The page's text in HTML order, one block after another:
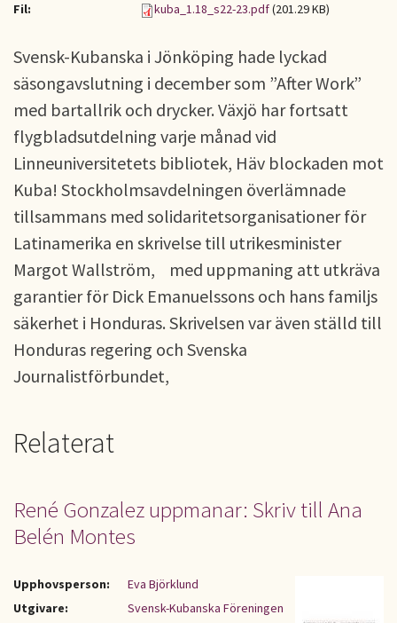
Fil:
kuba_1.18_s22-23.pdf(201.29 KB)
Svensk-Kubanska i Jönköping hade lyckad
säsongavslutning i december som ”After Work”
med bartallrik och drycker. Växjö har fortsatt
flygbladsutdelning varje månad vid
Linneuniversitetets bibliotek, Häv blockaden mot
Kuba! Stockholmsavdelningen överlämnade
tillsammans med solidaritetsorganisationer för
Latinamerika en skrivelse till utrikesminister
Margot Wallström, med uppmaning att utkräva
garantier för Dick Emanuelssons och hans familjs
säkerhet i Honduras. Skrivelsen var även ställd till
Honduras regering och Svenska
Journalistförbundet,
Relaterat
René Gonzalez uppmanar: Skriv till Ana
Belén Montes
Upphovsperson:
Eva Björklund
Utgivare:
Svensk-Kubanska Föreningen